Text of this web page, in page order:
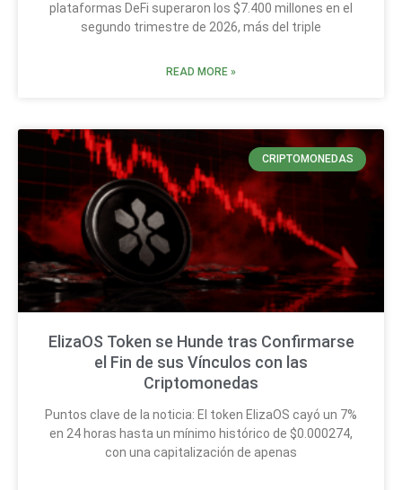
plataformas DeFi superaron los $7.400 millones en el
segundo trimestre de 2026, más del triple
READ MORE »
CRIPTOMONEDAS
ElizaOS Token se Hunde tras Confirmarse
el Fin de sus Vínculos con las
Criptomonedas
Puntos clave de la noticia: El token ElizaOS cayó un 7%
en 24 horas hasta un mínimo histórico de $0.000274,
con una capitalización de apenas